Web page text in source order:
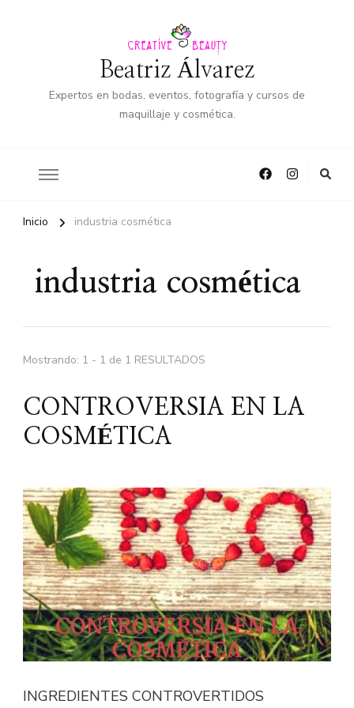
Beatriz Álvarez
Expertos en bodas, eventos, fotografía y cursos de
maquillaje y cosmética.
Inicio industria cosmética
industria cosmética
Mostrando: 1 - 1 de 1 RESULTADOS
CONTROVERSIA EN LA
COSMÉTICA
INGREDIENTES CONTROVERTIDOS